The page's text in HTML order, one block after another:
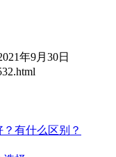
年9月30日
有什么区别？